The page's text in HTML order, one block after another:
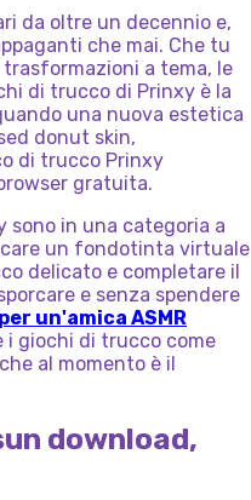
da oltre un decennio e,
che mai. Che tu
a tema, le
di trucco di Prinxy è la
una nuova estetica
donut skin,
di trucco Prinxy
gratuita.
sono in una categoria a
un fondotinta virtuale
delicato e completare il
e senza spendere
un'amica ASMR
giochi di trucco come
al momento è il
download,